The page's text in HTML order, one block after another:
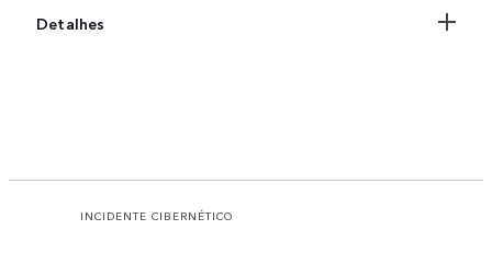
Detalhes
INCIDENTE CIBERNÉTICO